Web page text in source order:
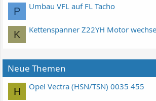
P Umbau VFL auf FL Tacho
K Kettenspanner Z22YH Motor
Neue Themen
H Opel Vectra (HSN/TSN) 0035 455